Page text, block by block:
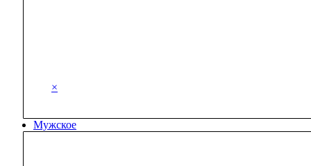
×
Мужское